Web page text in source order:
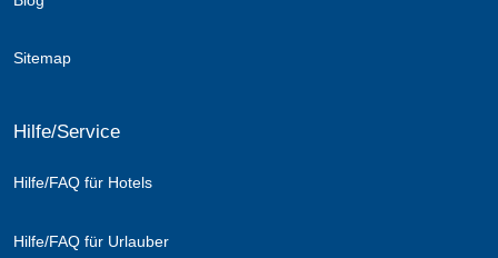
Sitemap
Hilfe/Service
Hilfe/FAQ für Hotels
Hilfe/FAQ für Urlauber